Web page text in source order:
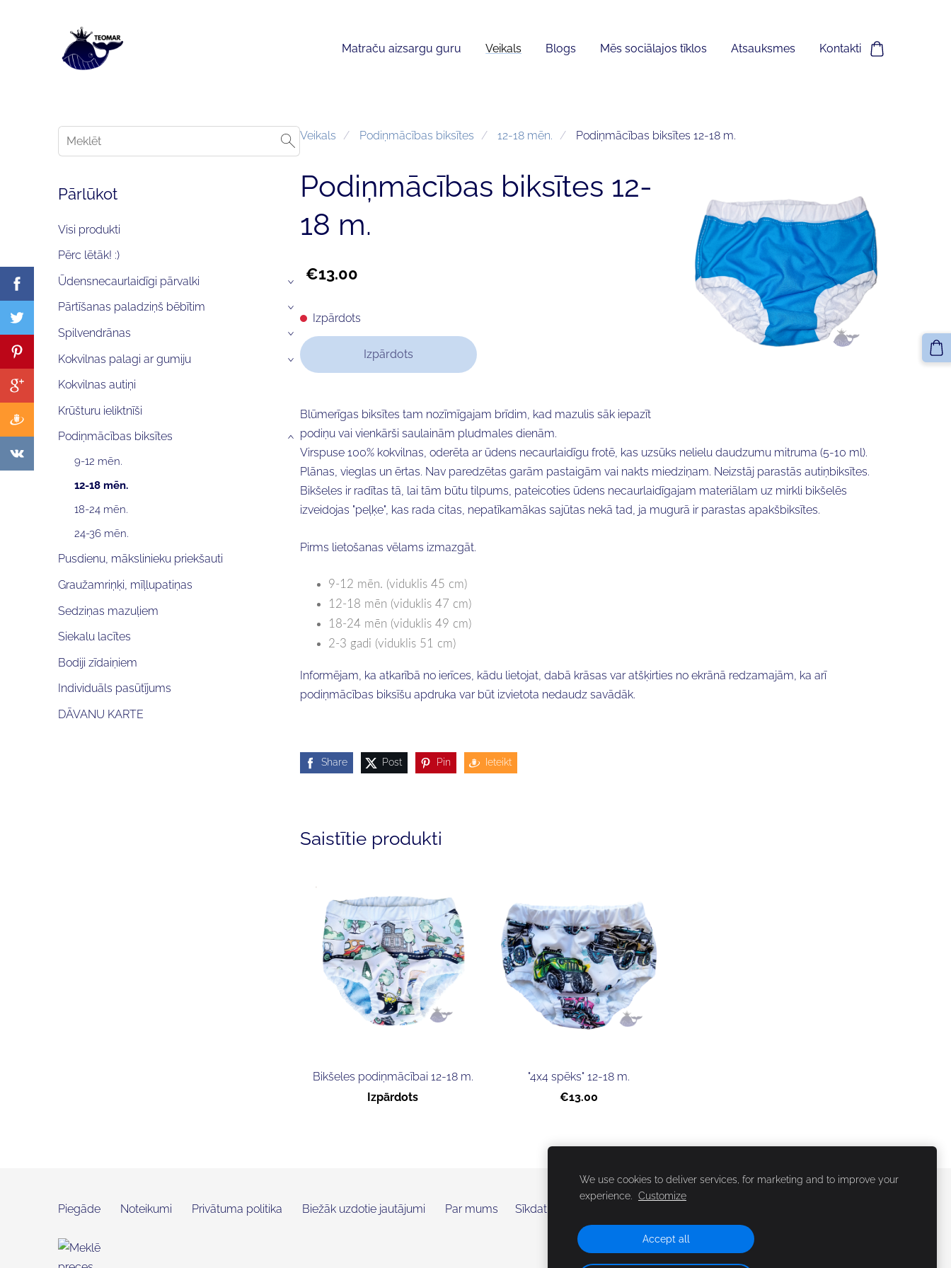
Matraču aizsargu guru Veikals Blogs Mēs sociālajos tīklos Atsauksmes Kontakti
Pārlūkot
Visi produkti
Pērc lētāk! :)
Ūdensnecaurlaidīgi pārvalki
›
Pārtīšanas paladziņš bēbītim ›
Spilvendrānas ›
Kokvilnas palagi ar gumiju ›
Kokvilnas autiņi
Krūšturu ieliktnīši
Podiņmācības biksītes
9-12 mēn.
12-18 mēn.
18-24 mēn.
24-36 mēn.
›
Pusdienu, mākslinieku priekšauti
Graužamriņķi, mīļlupatiņas
Sedziņas mazuļiem
Siekalu lacītes
Bodiji zīdaiņiem
Individuāls pasūtījums
DĀVANU KARTE
Veikals Podiņmācības biksītes 12-18 mēn. Podiņmācības biksītes 12-18 m.
Podiņmācības biksītes 12-
18 m.
€13.00
Izpārdots
Izpārdots
Blūmerīgas biksītes tam nozīmīgajam brīdim, kad mazulis sāk iepazīt
podiņu vai vienkārši saulainām pludmales dienām.
Virspuse 100% kokvilnas, oderēta ar ūdens necaurlaidīgu frotē, kas uzsūks nelielu daudzumu mitruma (5-10 ml).
Plānas, vieglas un ērtas. Nav paredzētas garām pastaigām vai nakts miedziņam. Neizstāj parastās autiņbiksītes.
Bikšeles ir radītas tā, lai tām būtu tilpums, pateicoties ūdens necaurlaidīgajam materiālam uz mirkli bikšelēs
izveidojas "peļķe", kas rada citas, nepatīkamākas sajūtas nekā tad, ja mugurā ir parastas apakšbiksītes.
Pirms lietošanas vēlams izmazgāt.
9-12 mēn. (viduklis 45 cm)
12-18 mēn (viduklis 47 cm)
18-24 mēn (viduklis 49 cm)
2-3 gadi (viduklis 51 cm)
Informējam, ka atkarībā no ierīces, kādu lietojat, dabā krāsas var atšķirties no ekrānā redzamajām, ka arī
podiņmācības biksīšu apdruka var būt izvietota nedaudz savādāk.
Share Post Pin Ieteikt
Saistītie produkti
Bikšeles podiņmācībai 12-18 m.
Izpārdots
"4x4 spēks" 12-18 m.
€13.00
Piegāde Noteikumi Privātuma politika Biežāk uzdotie jautājumi Par mums Sīkdatnes
We use cookies to deliver services, for marketing and to improve your
experience.
Customize
Accept all